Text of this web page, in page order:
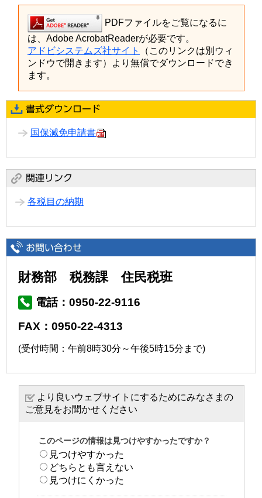
PDFファイルをご覧になるに
は、Adobe AcrobatReaderが必要です。
アドビシステムズ社サイト
（このリンクは別ウィ
ンドウで開きます）より無償でダウンロードでき
ます。
国保減免申請書
各税目の納期
財務部 税務課 住民税班
電話：0950-22-9116
FAX：0950-22-4313
(受付時間：午前8時30分～午後5時15分まで)
より良いウェブサイトにするためにみなさまの
ご意見をお聞かせください
このページの情報は見つけやすかったですか？
見つけやすかった
どちらとも言えない
見つけにくかった